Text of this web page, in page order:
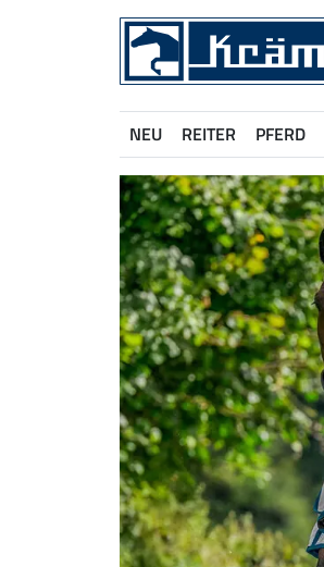
NEU REITER PFERD